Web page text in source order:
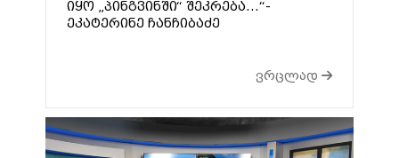
იყო „პინგვინში“ შეკრება...“-
ეკატერინე ჩანჩიბაძე
ვრცლად